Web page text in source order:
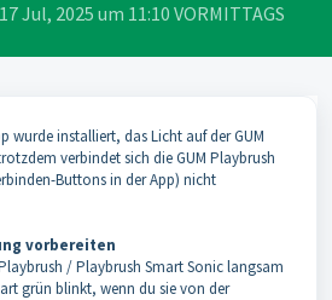
Jul, 2025 um 11:10 VORMITTAGS
wurde installiert, das Licht auf der GUM
verbindet sich die GUM Playbrush
Buttons in der App) nicht
vorbereiten
/ Playbrush Smart Sonic langsam
grün blinkt, wenn du sie von der